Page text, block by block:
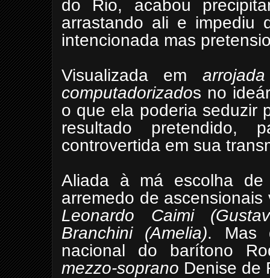
do Rio, acabou
arrastando ali e impediu
intencionada mas
Visualizada em
computadorizados no
o que ela poderia seduzir
resultado pretendido,
controvertida em sua
Aliada à má escolha de
arremedo de
Leonardo Caimi
Branchini (Amelia). Mas
nacional do barítono
mezzo-soprano Denise de